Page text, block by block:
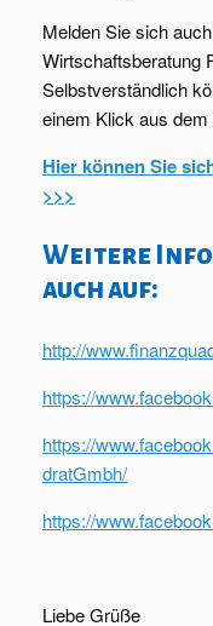
Melden Sie sich
Wirtschaftsberatung
Selbstverständlich
einem Klick aus
Hier können Sie
>>>
Weitere
auch auf:
http://
https://
https://
dratGmbh/
https://
Liebe Grüße